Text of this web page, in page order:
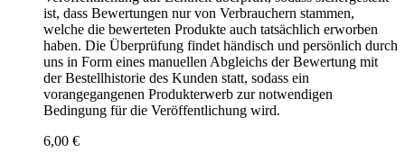
ist, dass Bewertungen nur von Verbrauchern stammen,
welche die bewerteten Produkte auch tatsächlich erworben
haben. Die Überprüfung findet händisch und persönlich durch
uns in Form eines manuellen Abgleichs der Bewertung mit
der Bestellhistorie des Kunden statt, sodass ein
vorangegangenen Produkterwerb zur notwendigen
Bedingung für die Veröffentlichung wird.
6,00 €